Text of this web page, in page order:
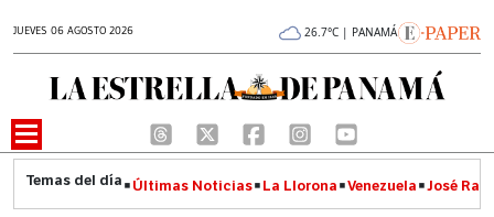
JUEVES 06 AGOSTO 2026 26.7°C | PANAMÁ
Últimas Noticias La Llorona Venezuela José